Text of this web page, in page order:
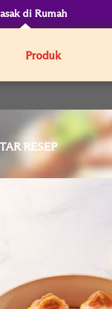
di Rumah
Produk